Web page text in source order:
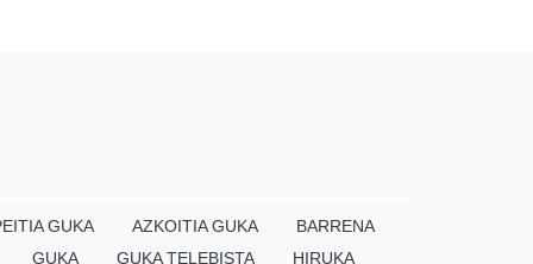
GUKA AZKOITIA GUKA
BARRENA
GUKA
GUKA TELEBISTA HIRUKA